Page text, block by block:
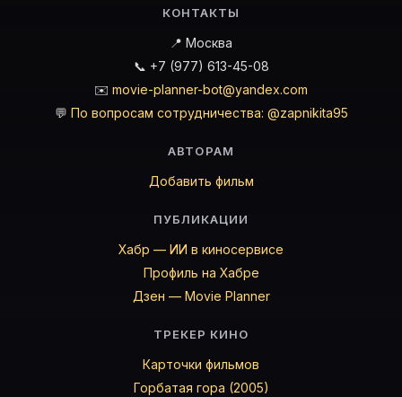
КОНТАКТЫ
📍 Москва
📞 +7 (977) 613-45-08
✉️ movie-planner-bot@yandex.com
💬 По вопросам сотрудничества: @zapnikita95
АВТОРАМ
Добавить фильм
ПУБЛИКАЦИИ
Хабр — ИИ в киносервисе
Профиль на Хабре
Дзен — Movie Planner
ТРЕКЕР КИНО
Карточки фильмов
Горбатая гора (2005)